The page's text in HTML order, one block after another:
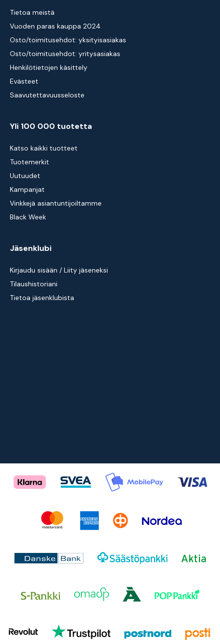
Tietoa meistä
Vuoden paras kauppa 2024
Osto/toimitusehdot: yksityisasiakas
Osto/toimitusehdot: yritysasiakas
Henkilötietojen käsittely
Evästeet
Saavutettavuusseloste
Yli 100 000 tuotetta
Katso kaikki tuotteet
Tuotemerkit
Uutuudet
Kampanjat
Vinkkejä asiantuntijoiltamme
Black Week
Jäsenklubi
Kirjaudu sisään / Liity jäseneksi
Tilaushistoriani
Tietoa jäsenklubista